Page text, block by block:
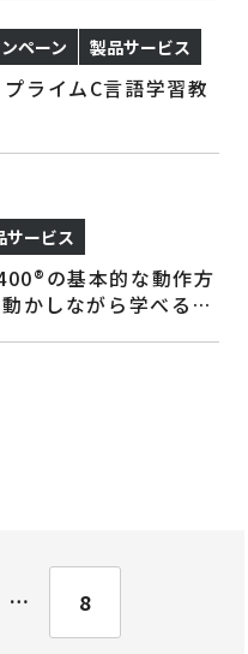
ペーン 製品サービス
ライムC言語学習教
サービス
の基本的な動作方
かしながら学べるテ
… 8